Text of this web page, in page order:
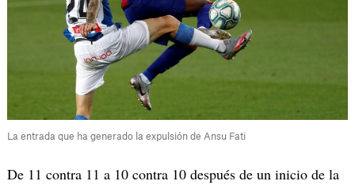
La entrada que ha generado la expulsión de Ansu Fati
De 11 contra 11 a 10 contra 10 después de un inicio de la